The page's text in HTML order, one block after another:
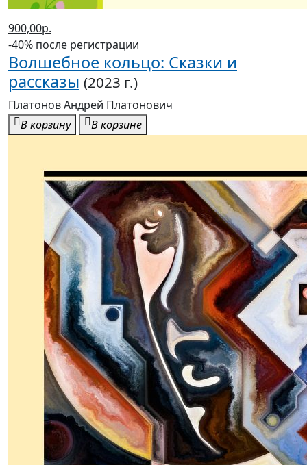
900,00р.
-40% после регистрации
Волшебное кольцо: Сказки и
рассказы (2023 г.)
Платонов Андрей Платонович
В корзину
В корзине